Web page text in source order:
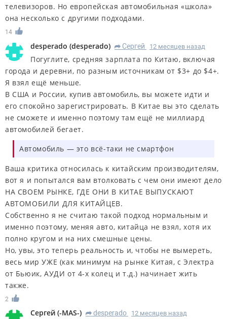
телевизоров. Но европейская автомобильная «школа»
она несколько с другими подходами.
14
desperado (desperado) R Сергей 12 месяцев назад
Погуглите, средняя зарплата по Китаю, включая
города и деревни, по разным источникам от $3+ до $4+.
Я взял ещё меньше.
В США и России, купив автомобиль, вы можете идти и
его спокойно зарегистрировать. В Китае вы это сделать
не сможете и именно поэтому там ещё не миллиард
автомобилей бегает.
Автомобиль — это всё-таки не смартфон
Ваша критика относилась к китайским производителям,
вот я и попытался вам втолковать с чем они имеют дело
НА СВОЕМ РЫНКЕ, ГДЕ ОНИ В КИТАЕ ВЫПУСКАЮТ
АВТОМОБИЛИ ДЛЯ КИТАЙЦЕВ.
Собственно я не считаю такой подход нормальным и
именно поэтому, меняя авто, китайца не взял, хотя их
полно кругом и на них смешные цены.
Но, увы, это теперь реальность и, чтобы не вымереть,
весь мир УЖЕ (как минимум на рынке Китая, с Электра
от Бьюик, АУДИ от 4-х колец и т.д.) начинает жить
также.
2
Сергей (-MAS-) R desperado 12 месяцев назад